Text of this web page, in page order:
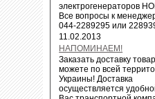
электрогенераторов
Все вопросы к
044-2289295 или
11.02.2013
НАПОМИНАЕМ!
Заказать доставку
можете по всей
Украины! Доставка
осуществляется